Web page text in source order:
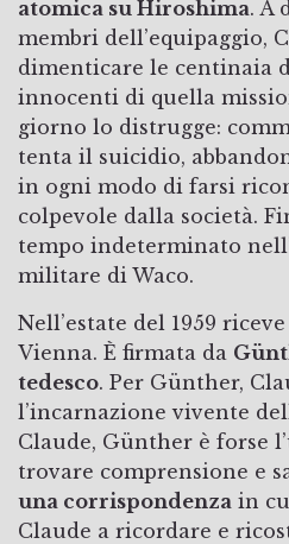
atomica su Hiroshima. A
membri dell’equipaggio,
dimenticare le centinaia
innocenti di quella
giorno lo distrugge:
tenta il suicidio,
in ogni modo di farsi
colpevole dalla società.
tempo indeterminato
militare di Waco.
Nell’estate del 1959
Vienna. È firmata da
tedesco. Per Günther,
l’incarnazione vivente
Claude, Günther è forse
trovare comprensione e
una corrispondenza in
Claude a ricordare e